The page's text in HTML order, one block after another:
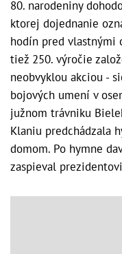
80. narodeniny
ktorej dojednanie
hodín pred vlastnými
tiež 250. výročie
neobvyklou akciou -
bojových umení v
južnom trávniku
Klaniu predchádzala
domom. Po hymne
zaspieval